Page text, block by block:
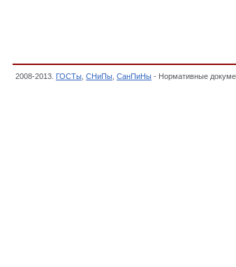
2008-2013. ГОСТы СНиПы СанПиНы - Нормативные